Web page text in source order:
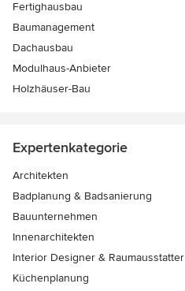
Fertighausbau
Baumanagement
Dachausbau
Modulhaus-Anbieter
Holzhäuser-Bau
Expertenkategorie
Architekten
Badplanung & Badsanierung
Bauunternehmen
Innenarchitekten
Interior Designer & Raumausstatter
Küchenplanung